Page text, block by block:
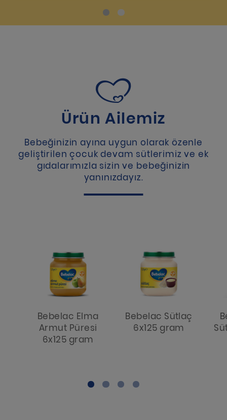
Ürün Ailemiz
Bebeğinizin ayına uygun olarak özenle
geliştirilen çocuk devam sütlerimiz ve ek
gıdalarımızla sizin ve bebeğinizin
yanınızdayız.
Bebelac Elma
Armut Püresi
6x125 gram
Bebelac Sütlaç
6x125 gram